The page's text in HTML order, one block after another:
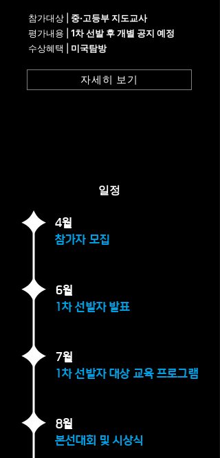
참가대상 | 중·고등부 지도교사
평가내용 | 1차 선발 후 개별 공지 예정
수상혜택 | 미국탐방
자세히 보기
일정
4월
참가자 모집
6월
1차 선발자 발표
7월
1차 선발자 대상 교육 프로그램
8월
본선대회 및 시상식